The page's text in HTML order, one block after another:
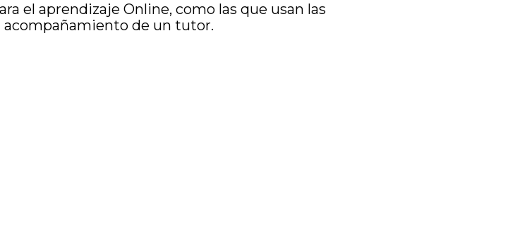
el aprendizaje Online, como las que usan las
acompañamiento de un tutor.